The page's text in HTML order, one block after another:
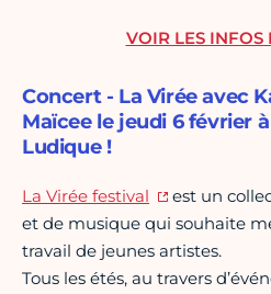
Concert - La Virée avec
Maïcee le jeudi 6 février
Ludique !
La Virée festival
est un
et de musique qui souhaite
travail de jeunes artistes.
Tous les étés, au travers
VOIR LES INFOS